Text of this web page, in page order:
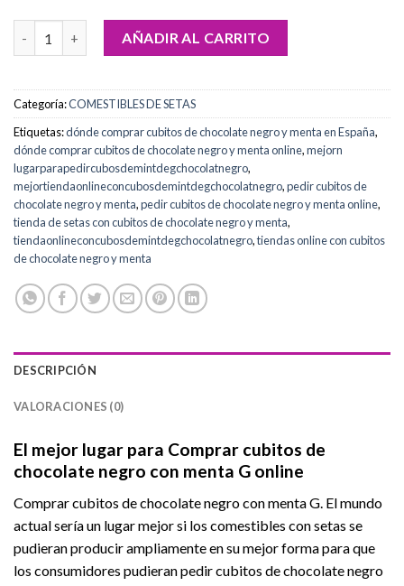
€15.00.€11.00.
Comprar cubitos de chocolate negro con menta G cantidad
AÑADIR AL CARRITO
Categoría:COMESTIBLES DE SETAS
Etiquetas:dónde comprar cubitos de chocolate negro y menta en España,
dónde comprar cubitos de chocolate negro y menta online,mejorn
lugarparapedircubosdemintdegchocolatnegro,
mejortiendaonlineconcubosdemintdegchocolatnegro,pedir cubitos de
chocolate negro y menta,pedir cubitos de chocolate negro y menta online,
tienda de setas con cubitos de chocolate negro y menta,
tiendaonlineconcubosdemintdegchocolatnegro,tiendas online con cubitos
de chocolate negro y menta
DESCRIPCIÓN
VALORACIONES (0)
El mejor lugar para Comprar cubitos de
chocolate negro con menta G online
Comprar cubitos de chocolate negro con menta G. El mundo
actual sería un lugar mejor si los comestibles con setas se
pudieran producir ampliamente en su mejor forma para que
los consumidores pudieran pedir cubitos de chocolate negro